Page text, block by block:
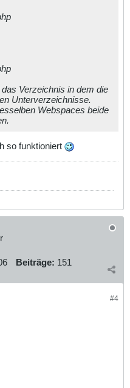
Verzeichnis in dem die
Unterverzeichnisse.
Webspaces beide
so funktioniert
Beiträge: 151
#4